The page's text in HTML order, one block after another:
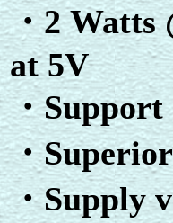
・2 Watts
at 5V
・Support
・
・Supply